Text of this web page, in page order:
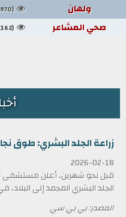
ولهان (1,970)
صحي المشاعر (1,162)
زراعة الجلد البشري: طوق
2026-02-18
قبل نحو شهرين، أعلن
الجلد البشري المجمد إلى
المصدر: بي بي سي